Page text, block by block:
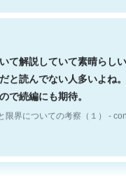
て解説していて素晴らし
と読んでない人多いよね
で続編にも期待。
限界についての考察（１） -